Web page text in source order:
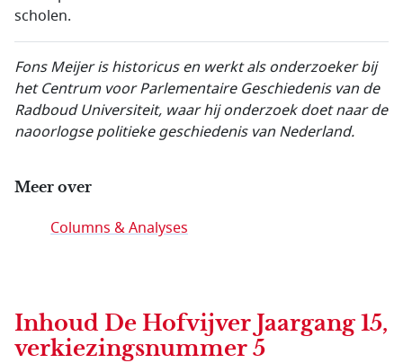
scholen.
Fons Meijer is historicus en werkt als onderzoeker bij
het Centrum voor Parlementaire Geschiedenis van de
Radboud Universiteit, waar hij onderzoek doet naar de
naoorlogse politieke geschiedenis van Nederland.
Meer over
Columns & Analyses
Inhoud De Hofvijver Jaargang 15,
verkiezingsnummer 5